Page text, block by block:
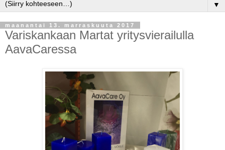
▼
maanantai 13. marraskuuta 2017
Variskankaan Martat yritysvierailulla
AavaCaressa